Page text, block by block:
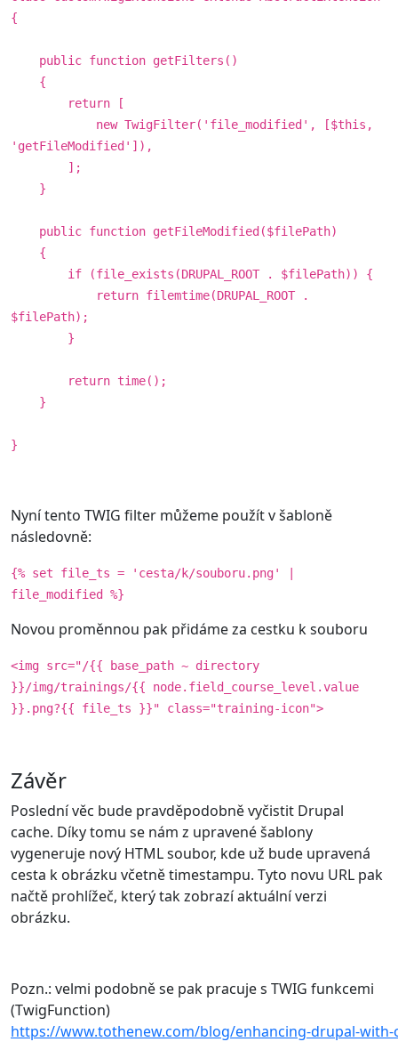
{
public function getFilters()
{
return [
new TwigFilter('file_modified', [$this,
'getFileModified']),
];
}
public function getFileModified($filePath)
{
if (file_exists(DRUPAL_ROOT . $filePath)) {
return filemtime(DRUPAL_ROOT .
$filePath);
}
return time();
}
}
Nyní tento TWIG filter můžeme použít v šabloně
následovně:
{% set file_ts = 'cesta/k/souboru.png' |
file_modified %}
Novou proměnnou pak přidáme za cestku k souboru
<img src="/{{ base_path ~ directory
}}/img/trainings/{{ node.field_course_level.value
}}.png?{{ file_ts }}" class="training-icon">
Závěr
Poslední věc bude pravděpodobně vyčistit Drupal
cache. Díky tomu se nám z upravené šablony
vygeneruje nový HTML soubor, kde už bude upravená
cesta k obrázku včetně timestampu. Tyto novu URL pak
načtě prohlížeč, který tak zobrazí aktuální verzi
obrázku.
Pozn.: velmi podobně se pak pracuje s TWIG funkcemi
(TwigFunction)
https://www.tothenew.com/blog/enhancing-drupal-